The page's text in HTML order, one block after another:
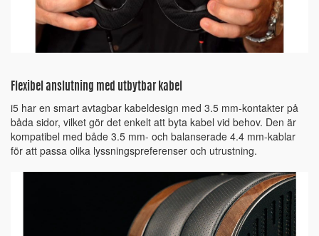
Flexibel anslutning med utbytbar kabel
i5 har en smart avtagbar kabeldesign med 3.5 mm-kontakter på
båda sidor, vilket gör det enkelt att byta kabel vid behov. Den är
kompatibel med både 3.5 mm- och balanserade 4.4 mm-kablar
för att passa olika lyssningspreferenser och utrustning.